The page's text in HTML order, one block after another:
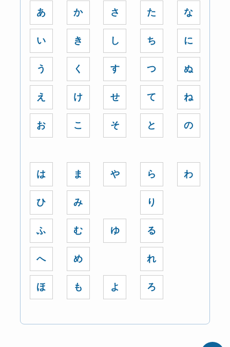
あ
い
う
え
お
か
き
く
け
こ
さ
し
す
せ
そ
た
ち
つ
て
と
な
に
ぬ
ね
の
は
ひ
ふ
へ
ほ
ま
み
む
め
も
や
ゆ
よ
ら
り
る
れ
ろ
わ